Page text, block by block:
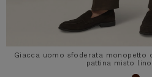
Giacca uomo sfoderata monopetto
pattina misto